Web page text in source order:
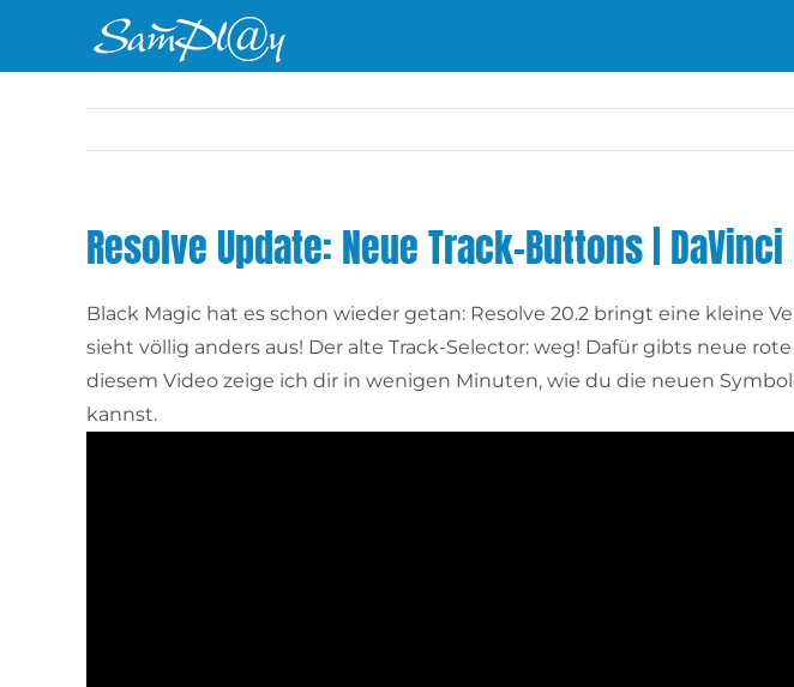
Resolve Update: Neue Track-Buttons |
Black Magic hat es schon wieder getan: Resolve 20.2 bringt eine kleine
sieht völlig anders aus! Der alte Track-Selector: weg! Dafür gibts neue
diesem Video zeige ich dir in wenigen Minuten, wie du die neuen
kannst.